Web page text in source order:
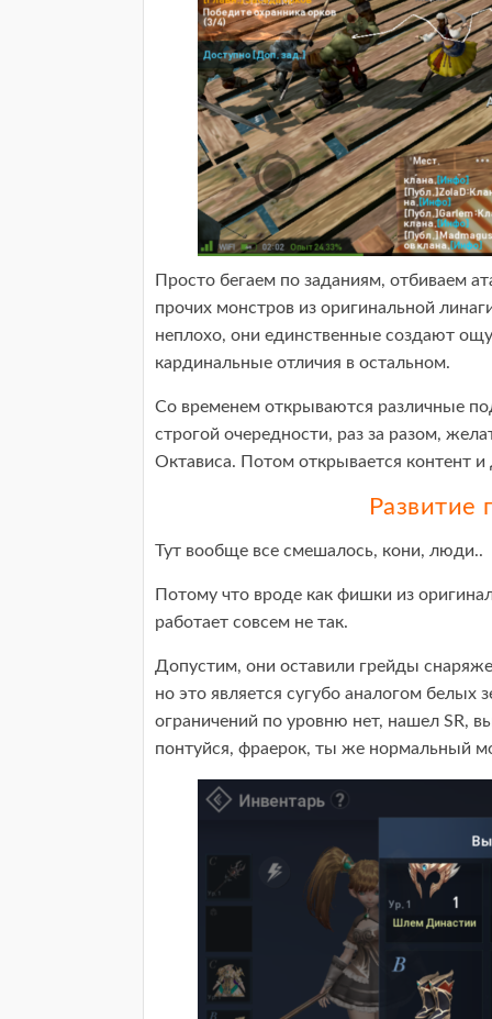
Просто бегаем по заданиям, отбиваем
прочих монстров из оригинальной
неплохо, они единственные создают
кардинальные отличия в остальном.
Со временем открываются различные
строгой очередности, раз за разом,
Октависа. Потом открывается контент
Развитие
Тут вообще все смешалось, кони, люди..
Потому что вроде как фишки из
работает совсем не так.
Допустим, они оставили грейды
но это является сугубо аналогом белых
ограничений по уровню нет, нашел SR,
понтуйся, фраерок, ты же нормальный